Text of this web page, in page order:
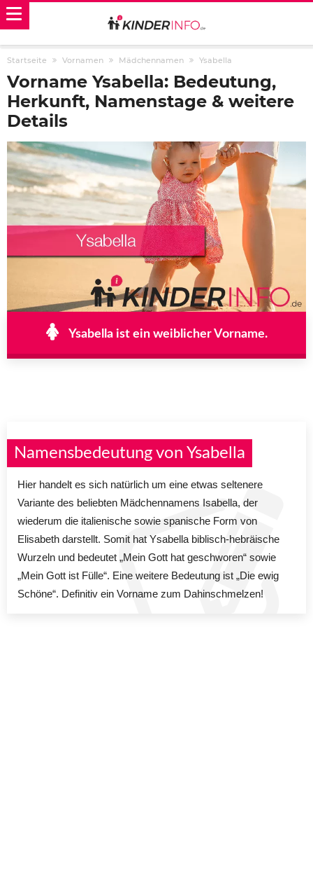
Startseite Vornamen Mädchennamen Ysabella
Vorname Ysabella: Bedeutung,
Herkunft, Namenstage & weitere
Details
Ysabella ist ein weiblicher Vorname.
Namensbedeutung von Ysabella
Hier handelt es sich natürlich um eine etwas seltenere
Variante des beliebten Mädchennamens Isabella, der
wiederum die italienische sowie spanische Form von
Elisabeth darstellt. Somit hat Ysabella biblisch-hebräische
Wurzeln und bedeutet „Mein Gott hat geschworen“ sowie
„Mein Gott ist Fülle“. Eine weitere Bedeutung ist „Die ewig
Schöne“. Definitiv ein Vorname zum Dahinschmelzen!